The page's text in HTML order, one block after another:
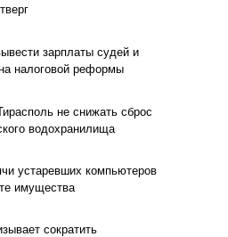
зарплаты судей и
налоговой реформы
не снижать сброс
водохранилища
устаревших компьютеров
имущества
сократить